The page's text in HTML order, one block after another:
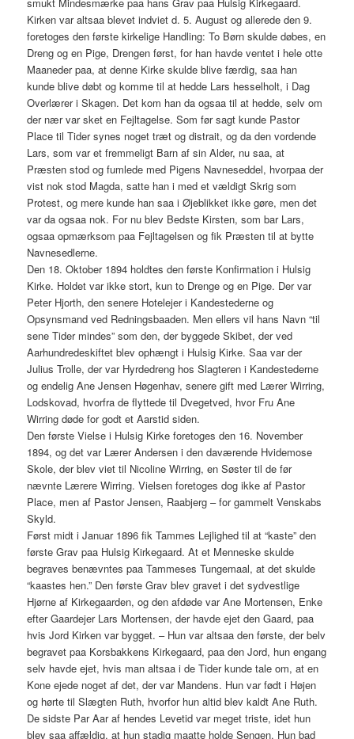
smukt Mindesmærke paa hans Grav paa Hulsig Kirkegaard.
Kirken var altsaa blevet indviet d. 5. August og allerede den 9.
foretoges den første kirkelige Handling: To Børn skulde døbes, en
Dreng og en Pige, Drengen først, for han havde ventet i hele otte
Maaneder paa, at denne Kirke skulde blive færdig, saa han
kunde blive døbt og komme til at hedde Lars hesselholt, i Dag
Overlærer i Skagen. Det kom han da ogsaa til at hedde, selv om
der nær var sket en Fejltagelse. Som før sagt kunde Pastor
Place til Tider synes noget træt og distrait, og da den vordende
Lars, som var et fremmeligt Barn af sin Alder, nu saa, at
Præsten stod og fumlede med Pigens Navneseddel, hvorpaa der
vist nok stod Magda, satte han i med et vældigt Skrig som
Protest, og mere kunde han saa i Øjeblikket ikke gøre, men det
var da ogsaa nok. For nu blev Bedste Kirsten, som bar Lars,
ogsaa opmærksom paa Fejltagelsen og fik Præsten til at bytte
Navnesedlerne.
Den 18. Oktober 1894 holdtes den første Konfirmation i Hulsig
Kirke. Holdet var ikke stort, kun to Drenge og en Pige. Der var
Peter Hjorth, den senere Hotelejer i Kandestederne og
Opsynsmand ved Redningsbaaden. Men ellers vil hans Navn “til
sene Tider mindes” som den, der byggede Skibet, der ved
Aarhundredeskiftet blev ophængt i Hulsig Kirke. Saa var der
Julius Trolle, der var Hyrdedreng hos Slagteren i Kandestederne
og endelig Ane Jensen Høgenhav, senere gift med Lærer Wirring,
Lodskovad, hvorfra de flyttede til Dvegetved, hvor Fru Ane
Wirring døde for godt et Aarstid siden.
Den første Vielse i Hulsig Kirke foretoges den 16. November
1894, og det var Lærer Andersen i den daværende Hvidemose
Skole, der blev viet til Nicoline Wirring, en Søster til de før
nævnte Lærere Wirring. Vielsen foretoges dog ikke af Pastor
Place, men af Pastor Jensen, Raabjerg – for gammelt Venskabs
Skyld.
Først midt i Januar 1896 fik Tammes Lejlighed til at “kaste” den
første Grav paa Hulsig Kirkegaard. At et Menneske skulde
begraves benævntes paa Tammeses Tungemaal, at det skulde
“kaastes hen.” Den første Grav blev gravet i det sydvestlige
Hjørne af Kirkegaarden, og den afdøde var Ane Mortensen, Enke
efter Gaardejer Lars Mortensen, der havde ejet den Gaard, paa
hvis Jord Kirken var bygget. – Hun var altsaa den første, der belv
begravet paa Korsbakkens Kirkegaard, paa den Jord, hun engang
selv havde ejet, hvis man altsaa i de Tider kunde tale om, at en
Kone ejede noget af det, der var Mandens. Hun var født i Højen
og hørte til Slægten Ruth, hvorfor hun altid blev kaldt Ane Ruth.
De sidste Par Aar af hendes Levetid var meget triste, idet hun
blev saa affældig, at hun stadig maatte holde Sengen. Hun bad